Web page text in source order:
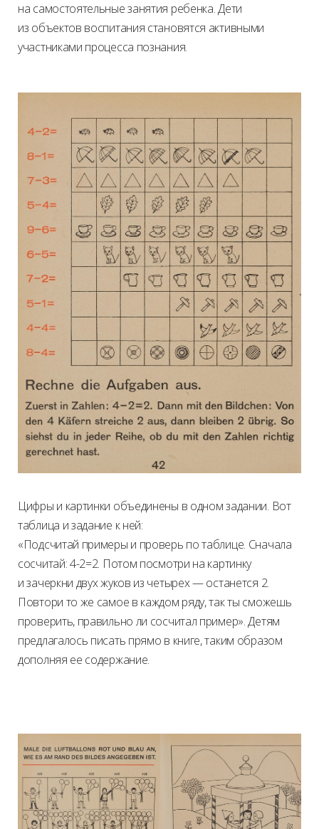
на самостоятельные занятия ребенка. Дети
из объектов воспитания становятся активными
участниками процесса познания.
Цифры и картинки объединены в одном задании. Вот
таблица и задание к ней:
«Подсчитай примеры и проверь по таблице. Сначала
сосчитай: 4-2=2. Потом посмотри на картинку
и зачеркни двух жуков из четырех — останется 2.
Повтори то же самое в каждом ряду, так ты сможешь
проверить, правильно ли сосчитал пример». Детям
предлагалось писать прямо в книге, таким образом
дополняя ее содержание.